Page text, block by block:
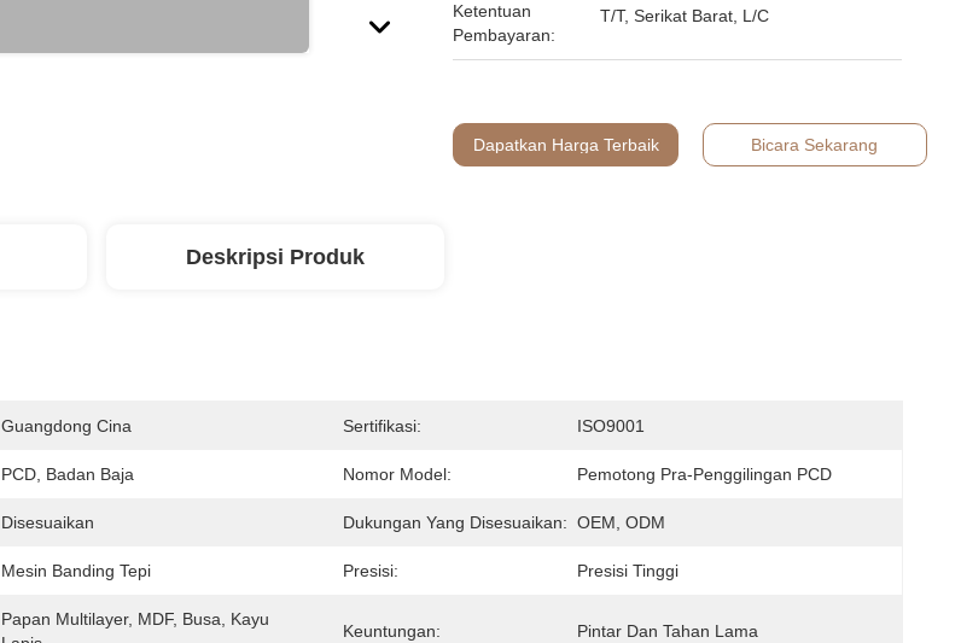
Ketentuan
Pembayaran:
T/T, Serikat Barat, L/C
Dapatkan Harga Terbaik Bicara Sekarang
Deskripsi Produk
Guangdong Cina Sertifikasi: ISO9001
PCD, Badan Baja Nomor Model: Pemotong Pra-Penggilingan PCD
Disesuaikan Dukungan Yang Disesuaikan: OEM, ODM
Mesin Banding Tepi Presisi: Presisi Tinggi
Papan Multilayer, MDF, Busa, Kayu
Keuntungan: Pintar Dan Tahan Lama